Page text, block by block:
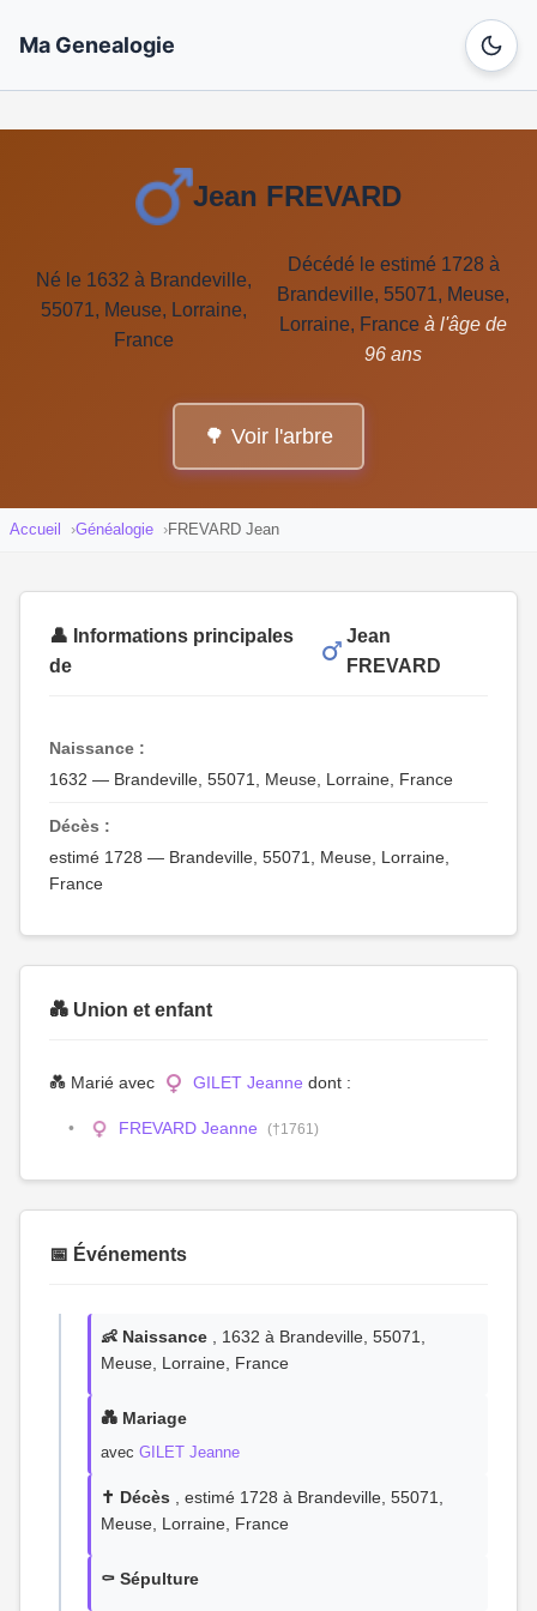
Ma Genealogie
Jean FREVARD
Né le 1632 à Brandeville,
55071, Meuse, Lorraine,
France
Décédé le estimé 1728 à
Brandeville, 55071, Meuse,
Lorraine, France à l'âge de
96 ans
🌳 Voir l'arbre
Accueil Généalogie FREVARD Jean
👤 Informations principales
de
Jean
FREVARD
Naissance :
1632 — Brandeville, 55071, Meuse, Lorraine, France
Décès :
estimé 1728 — Brandeville, 55071, Meuse, Lorraine,
France
💑 Union et enfant
💑 Marié avec GILET Jeanne dont :
FREVARD Jeanne (†1761)
📅 Événements
👶 Naissance , 1632 à Brandeville, 55071,
Meuse, Lorraine, France
💑 Mariage
avec GILET Jeanne
✝️ Décès , estimé 1728 à Brandeville, 55071,
Meuse, Lorraine, France
⚰️ Sépulture